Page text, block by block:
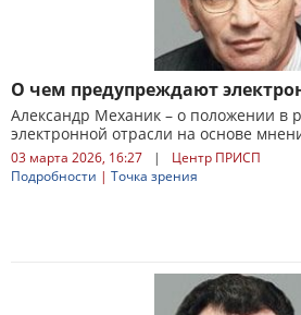
О чем предупреждают
Александр Механик – о положении в
электронной отрасли на основе
03 марта 2026, 16:27 |
Центр ПРИСП
Подробности | Точка зрения